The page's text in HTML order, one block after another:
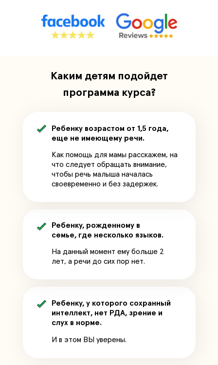
Каким детям подойдет
программа курса?
Ребенку возрастом от 1,5 года,
еще не имеющему речи.
Как помощь для мамы расскажем, на
что следует обращать внимание,
чтобы речь малыша началась
своевременно и без задержек.
Ребенку, рожденному в
семье, где несколько языков.
На данный момент ему больше 2
лет, а речи до сих пор нет.
Ребенку, у которого сохранный
интеллект, нет РДА, зрение и
слух в норме.
И в этом ВЫ уверены.